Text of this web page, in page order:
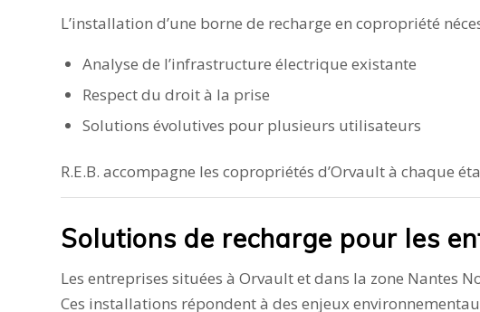
L’installation d’une borne de recharge en copropriété
Analyse de l’infrastructure électrique existante
Respect du droit à la prise
Solutions évolutives pour plusieurs utilisateurs
R.E.B. accompagne les copropriétés d’Orvault à chaque
Solutions de recharge pour les
Les entreprises situées à Orvault et dans la zone Nantes
Ces installations répondent à des enjeux